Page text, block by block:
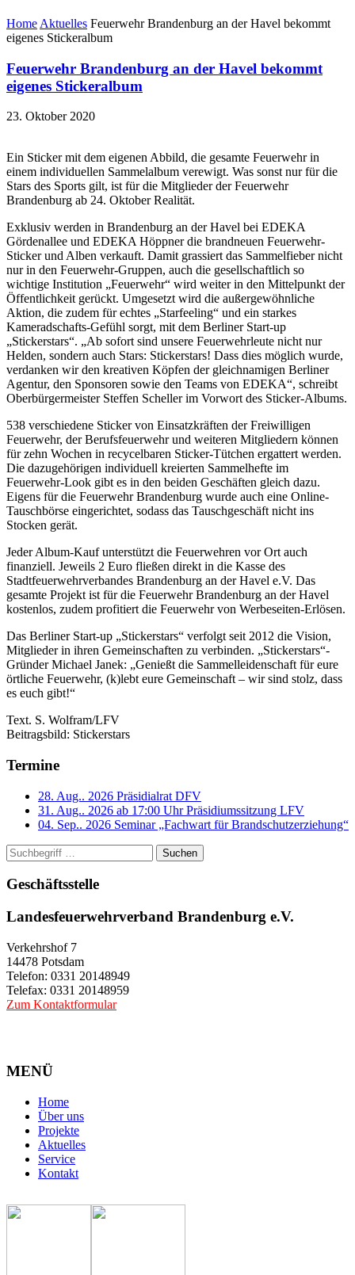
Home Aktuelles Feuerwehr Brandenburg an der Havel bekommt
eigenes Stickeralbum
Feuerwehr Brandenburg an der Havel bekommt
eigenes Stickeralbum
23. Oktober 2020
Ein Sticker mit dem eigenen Abbild, die gesamte Feuerwehr in
einem individuellen Sammelalbum verewigt. Was sonst nur für die
Stars des Sports gilt, ist für die Mitglieder der Feuerwehr
Brandenburg ab 24. Oktober Realität.
Exklusiv werden in Brandenburg an der Havel bei EDEKA
Gördenallee und EDEKA Höppner die brandneuen Feuerwehr-
Sticker und Alben verkauft. Damit grassiert das Sammelfieber nicht
nur in den Feuerwehr-Gruppen, auch die gesellschaftlich so
wichtige Institution „Feuerwehr“ wird weiter in den Mittelpunkt der
Öffentlichkeit gerückt. Umgesetzt wird die außergewöhnliche
Aktion, die zudem für echtes „Starfeeling“ und ein starkes
Kameradschafts-Gefühl sorgt, mit dem Berliner Start-up
„Stickerstars“. „Ab sofort sind unsere Feuerwehrleute nicht nur
Helden, sondern auch Stars: Stickerstars! Dass dies möglich wurde,
verdanken wir den kreativen Köpfen der gleichnamigen Berliner
Agentur, den Sponsoren sowie den Teams von EDEKA“, schreibt
Oberbürgermeister Steffen Scheller im Vorwort des Sticker-Albums.
538 verschiedene Sticker von Einsatzkräften der Freiwilligen
Feuerwehr, der Berufsfeuerwehr und weiteren Mitgliedern können
für zehn Wochen in recycelbaren Sticker-Tütchen ergattert werden.
Die dazugehörigen individuell kreierten Sammelhefte im
Feuerwehr-Look gibt es in den beiden Geschäften gleich dazu.
Eigens für die Feuerwehr Brandenburg wurde auch eine Online-
Tauschbörse eingerichtet, sodass das Tauschgeschäft nicht ins
Stocken gerät.
Jeder Album-Kauf unterstützt die Feuerwehren vor Ort auch
finanziell. Jeweils 2 Euro fließen direkt in die Kasse des
Stadtfeuerwehrverbandes Brandenburg an der Havel e.V. Das
gesamte Projekt ist für die Feuerwehr Brandenburg an der Havel
kostenlos, zudem profitiert die Feuerwehr von Werbeseiten-Erlösen.
Das Berliner Start-up „Stickerstars“ verfolgt seit 2012 die Vision,
Mitglieder in ihren Gemeinschaften zu verbinden. „Stickerstars“-
Gründer Michael Janek: „Genießt die Sammelleidenschaft für eure
örtliche Feuerwehr, (k)lebt eure Gemeinschaft – wir sind stolz, dass
es euch gibt!“
Text. S. Wolfram/LFV
Beitragsbild: Stickerstars
Termine
28. Aug.. 2026 Präsidialrat DFV
31. Aug.. 2026 ab 17:00 Uhr Präsidiumssitzung LFV
04. Sep.. 2026 Seminar „Fachwart für Brandschutzerziehung“
Suchen
Geschäftsstelle
Landesfeuerwehrverband Brandenburg e.V.
Verkehrshof 7
14478 Potsdam
Telefon: 0331 20148949
Telefax: 0331 20148959
Zum Kontaktformular
MENÜ
Home
Über uns
Projekte
Aktuelles
Service
Kontakt